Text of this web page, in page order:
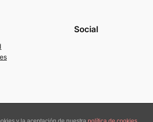
Social